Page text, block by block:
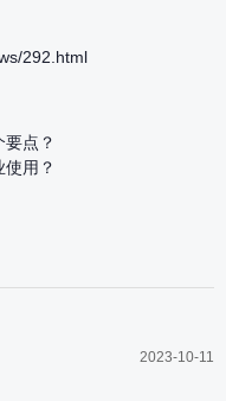
292.html
点？
用？
2023-10-11